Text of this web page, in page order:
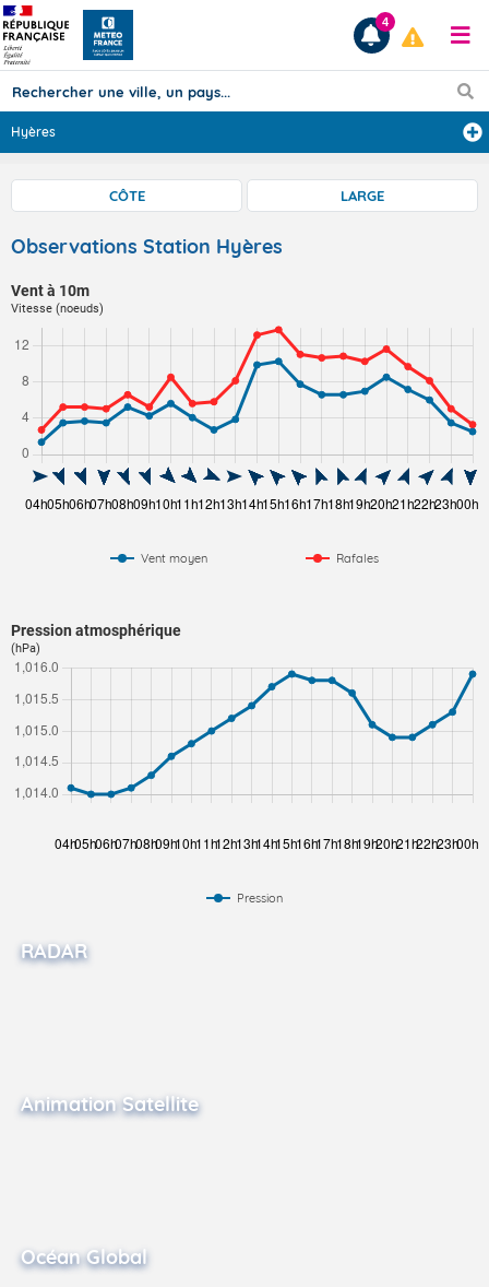
Prévisions
4
Hyères
CÔTE LARGE
Observations Station Hyères
Vent à 10m
Vitesse (noeuds)
Vent moyen Rafales
Pression atmosphérique
(hPa)
Pression
RADAR
Animation Satellite
Océan Global